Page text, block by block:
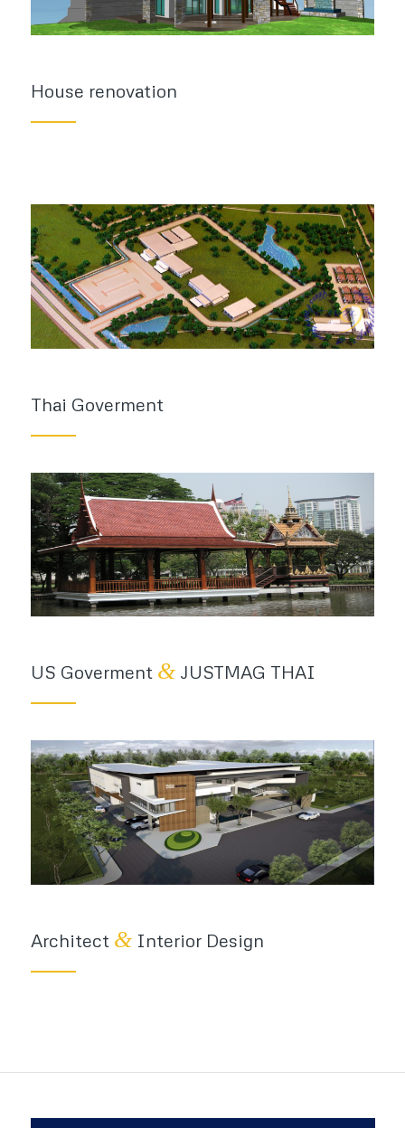
House renovation
Thai Goverment
US Goverment &JUSTMAG THAI
Architect &Interior Design